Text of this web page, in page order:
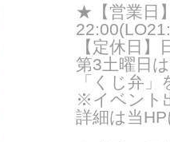
★【営業日
【定休日
第3土曜日
「くじ弁
※イベント
詳細は当